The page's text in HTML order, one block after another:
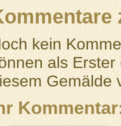
kein
als
Gemälde